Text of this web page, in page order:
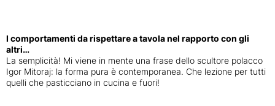
I comportamenti da rispettare a tavola nel rapporto con gli
altri…
La semplicità! Mi viene in mente una frase dello scultore polacco
Igor Mitoraj: la forma pura è contemporanea. Che lezione per tutti
quelli che pasticciano in cucina e fuori!